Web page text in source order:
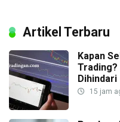
Artikel Terbaru
Kapan
Trading?
Dihindari
15 jam